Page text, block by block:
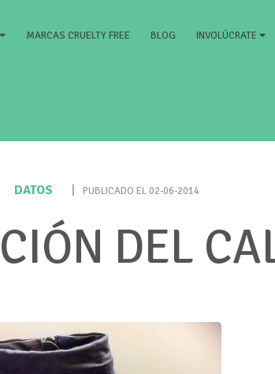
MARCAS CRUELTY FREE BLOG INVOLÚCRATE
DATOS PUBLICADO EL 02-06-2014
DEL